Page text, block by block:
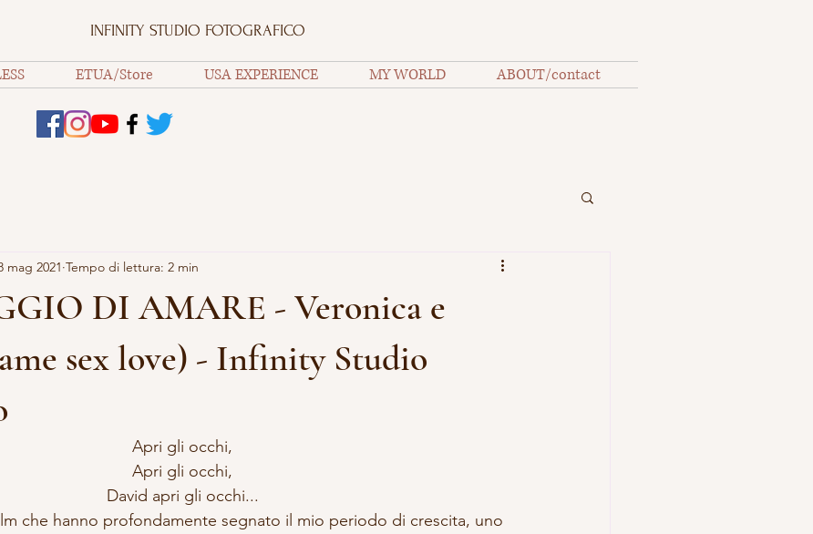
INFINITY STUDIO FOTOGRAFICO
ETUA/Store USA EXPERIENCE MY WORLD ABOUT/contact
DI AMARE - Veronica e
sex love) - Infinity Studio
mag 2021 Tempo di lettura: 2 min
Apri gli occhi,
Apri gli occhi,
David apri gli occhi...
che hanno profondamente segnato il mio periodo di crescita, uno